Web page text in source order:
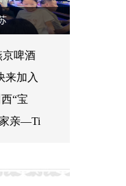
京啤酒
来加入
“宝
家亲—Ti